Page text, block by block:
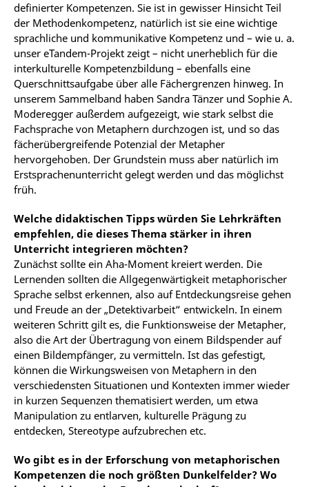
definierter Kompetenzen. Sie ist in gewisser Hinsicht Teil
der Methodenkompetenz, natürlich ist sie eine wichtige
sprachliche und kommunikative Kompetenz und – wie u. a.
unser eTandem-Projekt zeigt – nicht unerheblich für die
interkulturelle Kompetenzbildung – ebenfalls eine
Querschnittsaufgabe über alle Fächergrenzen hinweg. In
unserem Sammelband haben Sandra Tänzer und Sophie A.
Moderegger außerdem aufgezeigt, wie stark selbst die
Fachsprache von Metaphern durchzogen ist, und so das
fächerübergreifende Potenzial der Metapher
hervorgehoben. Der Grundstein muss aber natürlich im
Erstsprachenunterricht gelegt werden und das möglichst
früh.
Welche didaktischen Tipps würden Sie Lehrkräften
empfehlen, die dieses Thema stärker in ihren
Unterricht integrieren möchten?
Zunächst sollte ein Aha-Moment kreiert werden. Die
Lernenden sollten die Allgegenwärtigkeit metaphorischer
Sprache selbst erkennen, also auf Entdeckungsreise gehen
und Freude an der „Detektivarbeit“ entwickeln. In einem
weiteren Schritt gilt es, die Funktionsweise der Metapher,
also die Art der Übertragung von einem Bildspender auf
einen Bildempfänger, zu vermitteln. Ist das gefestigt,
können die Wirkungsweisen von Metaphern in den
verschiedensten Situationen und Kontexten immer wieder
in kurzen Sequenzen thematisiert werden, um etwa
Manipulation zu entlarven, kulturelle Prägung zu
entdecken, Stereotype aufzubrechen etc.
Wo gibt es in der Erforschung von metaphorischen
Kompetenzen die noch größten Dunkelfelder? Wo